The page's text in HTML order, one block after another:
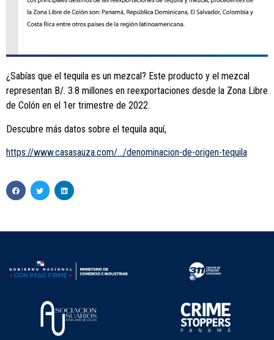
¿Sabías que el tequila es un mezcal? Este producto y el mezcal
representan B/. 3.8 millones en reexportaciones desde la Zona Libre
de Colón en el 1er trimestre de 2022.
Descubre más datos sobre el tequila aquí,
https://www.casasauza.com/…/denominacion-de-origen-tequila